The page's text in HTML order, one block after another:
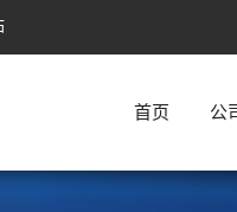
首页 公